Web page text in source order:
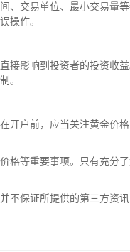
、交易单位、最小交易量
操作。
接影响到投资者的投资收
。
开户前，应当关注黄金价
格等重要事项。只有充分
并不保证所提供的第三方资